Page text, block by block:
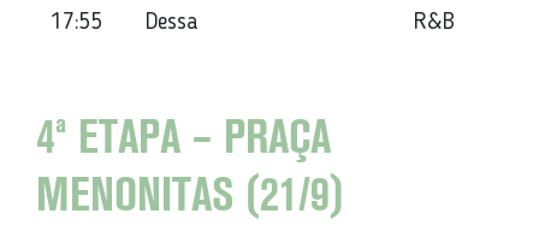
17:55 Dessa R&B
4ª ETAPA – PRAÇA
MENONITAS (21/9)